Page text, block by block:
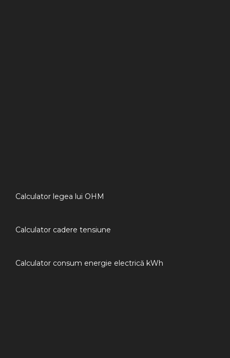
Calculator legea lui OHM
Calculator cadere tensiune
Calculator consum energie electrică kWh